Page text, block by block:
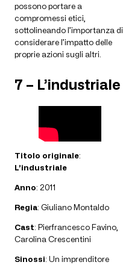
possono portare a
compromessi etici,
sottolineando l’importanza di
considerare l’impatto delle
proprie azioni sugli altri.
7 – L’industriale
Titolo originale:
L’industriale
Anno: 2011
Regia: Giuliano Montaldo
Cast: Pierfrancesco Favino,
Carolina Crescentini
Sinossi: Un imprenditore